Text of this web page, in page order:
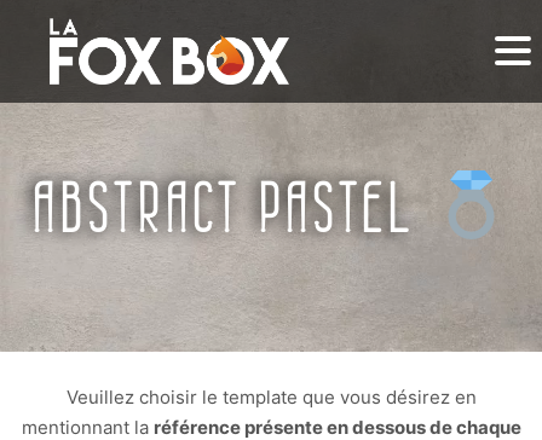
ABSTRACT PASTEL
Veuillez choisir le template que vous désirez en
mentionnant la référence présente en dessous de chaque